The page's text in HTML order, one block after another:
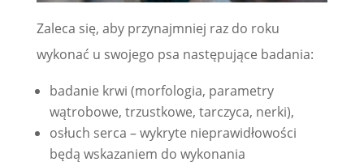
Zaleca się, aby przynajmniej raz do roku
wykonać u swojego psa następujące badania:
badanie krwi (morfologia, parametry
wątrobowe, trzustkowe, tarczyca, nerki),
osłuch serca – wykryte nieprawidłowości
będą wskazaniem do wykonania